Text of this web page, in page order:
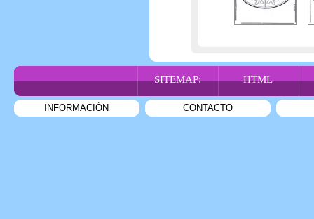
SITEMAP: HTML
INFORMACIÓN CONTACTO